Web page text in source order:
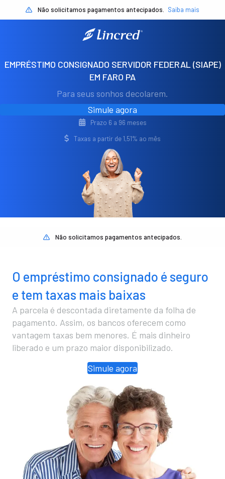
Não solicitamos pagamentos antecipados. Saiba mais
EMPRÉSTIMO CONSIGNADO SERVIDOR FEDERAL (SIAPE)
EM FARO PA
Para seus sonhos decolarem.
Simule agora
Prazo 6 a 96 meses
Taxas a partir de 1,51% ao mês
Não solicitamos pagamentos antecipados.
O empréstimo consignado é seguro
e tem taxas mais baixas
A parcela é descontada diretamente da folha de
pagamento. Assim, os bancos oferecem como
vantagem taxas bem menores. É mais dinheiro
liberado e um prazo maior disponibilizado.
Simule agora